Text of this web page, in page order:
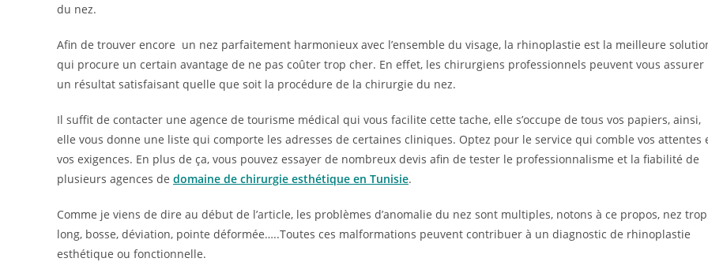
du nez.
Afin de trouver encore un nez parfaitement harmonieux avec l’ensemble du visage, la rhinoplastie est la meilleure
qui procure un certain avantage de ne pas coûter trop cher. En effet, les chirurgiens professionnels peuvent vous assurer
un résultat satisfaisant quelle que soit la procédure de la chirurgie du nez.
Il suffit de contacter une agence de tourisme médical qui vous facilite cette tache, elle s’occupe de tous vos papiers, ainsi,
elle vous donne une liste qui comporte les adresses de certaines cliniques. Optez pour le service qui comble vos attentes
vos exigences. En plus de ça, vous pouvez essayer de nombreux devis afin de tester le professionnalisme et la fiabilité de
plusieurs agences de domaine de chirurgie esthétique en Tunisie.
Comme je viens de dire au début de l’article, les problèmes d’anomalie du nez sont multiples, notons à ce propos, nez trop
long, bosse, déviation, pointe déformée…..Toutes ces malformations peuvent contribuer à un diagnostic de rhinoplastie
esthétique ou fonctionnelle.